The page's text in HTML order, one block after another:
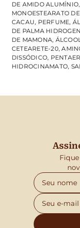
DE AMIDO
MONOESTEARATO
CACAU, PERFUME,
DE PALMA
DE MAMONA,
CETEARETE-20,
DISSÓDICO,
HIDROCINAMATO,